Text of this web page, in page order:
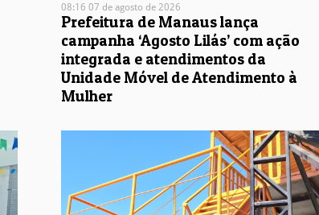
08:16 07 de agosto de 2026
Prefeitura de Manaus lança
campanha ‘Agosto Lilás’ com ação
integrada e atendimentos da
Unidade Móvel de Atendimento à
Mulher